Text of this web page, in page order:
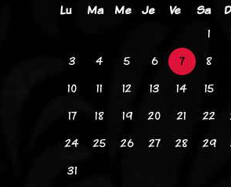
Lu
Ma Me Je Ve Sa
1
3
4 5 6 7 8
10
11 12 13 14 15
17
18 19 20 21 22
24
25 26 27 28 29
31